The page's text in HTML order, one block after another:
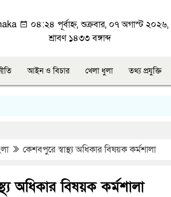
০৪:২৪ পূর্বাহ্ন, শুক্রবার, ০৭ অগাস্ট
শ্রাবণ ১৪৩৩ বঙ্গাব্দ
আইন ও বিচার খেলা ধুলা তথ্য প্রযুক্তি
কেশবপুরে স্বাস্থ্য অধিকার বিষয়ক কর্মশালা
অধিকার বিষয়ক কর্মশালা